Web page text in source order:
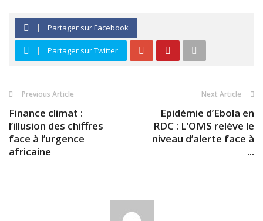
Partager sur Facebook
Partager sur Twitter
Previous Article
Finance climat :
l’illusion des chiffres
face à l’urgence
africaine
Next Article
Epidémie d’Ebola en
RDC : L’OMS relève le
niveau d’alerte face à
...